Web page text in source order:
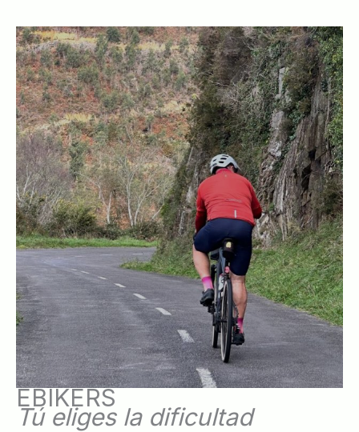
EBIKERS
Tú eliges la dificultad